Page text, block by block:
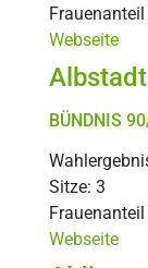
Webseite
Albstadt
BÜNDNIS
Sitze: 3
Webseite